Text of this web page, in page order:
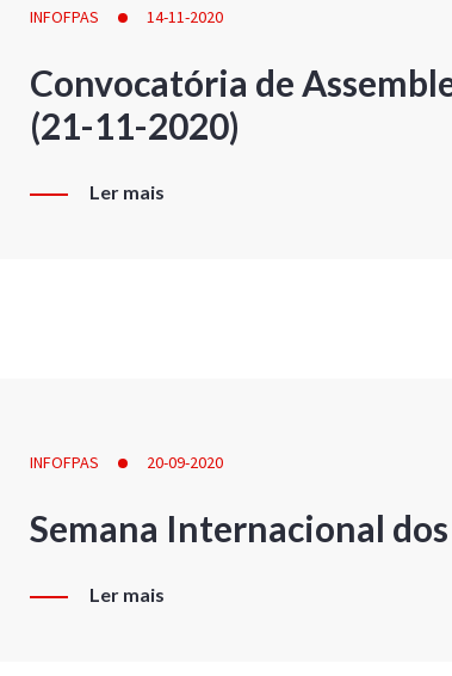
INFOFPAS 14-11-2020
Convocatória de
(21-11-2020)
Ler mais
INFOFPAS 20-09-2020
Semana Internacional
Ler mais